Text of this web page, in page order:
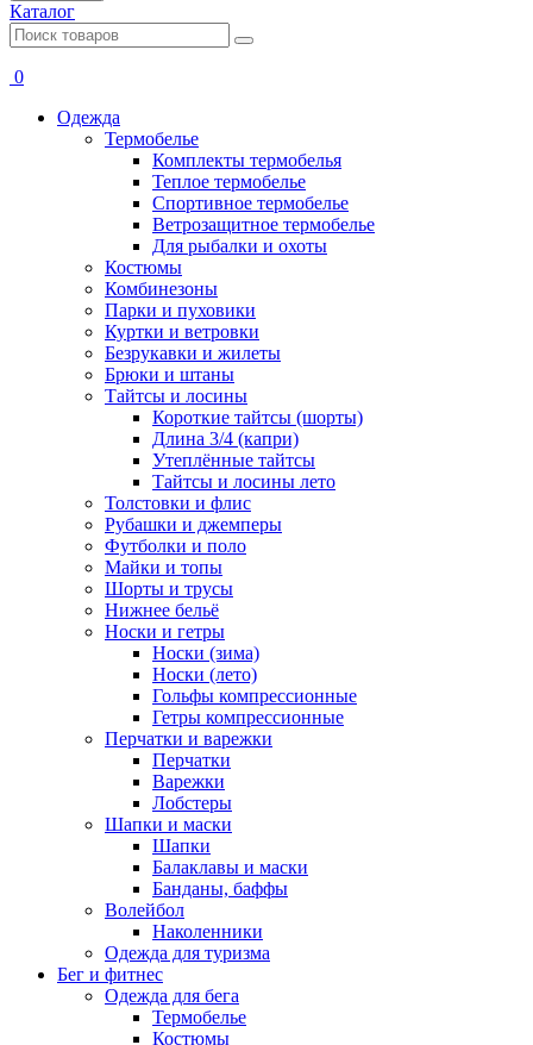
Каталог
0
Одежда
Термобелье
Комплекты термобелья
Теплое термобелье
Спортивное термобелье
Ветрозащитное термобелье
Для рыбалки и охоты
Костюмы
Комбинезоны
Парки и пуховики
Куртки и ветровки
Безрукавки и жилеты
Брюки и штаны
Тайтсы и лосины
Короткие тайтсы (шорты)
Длина 3/4 (капри)
Утеплённые тайтсы
Тайтсы и лосины лето
Толстовки и флис
Рубашки и джемперы
Футболки и поло
Майки и топы
Шорты и трусы
Нижнее бельё
Носки и гетры
Носки (зима)
Носки (лето)
Гольфы компрессионные
Гетры компрессионные
Перчатки и варежки
Перчатки
Варежки
Лобстеры
Шапки и маски
Шапки
Балаклавы и маски
Банданы, баффы
Волейбол
Наколенники
Одежда для туризма
Бег и фитнес
Одежда для бега
Термобелье
Костюмы